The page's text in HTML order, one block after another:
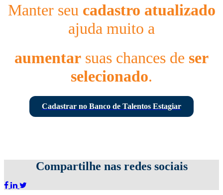
Manter seu cadastro atualizado
ajuda muito a
aumentar suas chances de ser
selecionado.
Cadastrar no Banco de Talentos Estagiar
Compartilhe nas redes sociais